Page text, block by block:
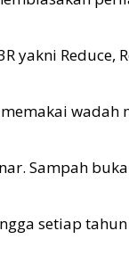
Reduce,
wadah
Sampah
setiap